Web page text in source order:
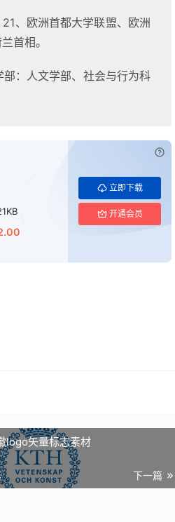
、欧洲首都大学联盟、欧洲
首相。
：人文学部、社会与行为科
立即下载
开通会员
logo矢量标志素材
下一篇